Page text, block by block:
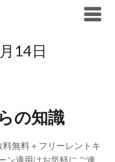
14日
の知識
無料＋フリーレントキ
ン適用はお気軽にご連